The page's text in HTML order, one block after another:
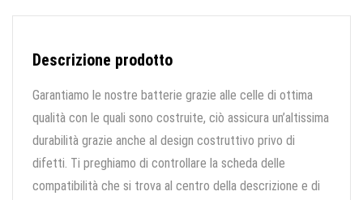
Descrizione prodotto
Garantiamo le nostre batterie grazie alle celle di ottima
qualità con le quali sono costruite, ciò assicura un’altissima
durabilità grazie anche al design costruttivo privo di
difetti. Ti preghiamo di controllare la scheda delle
compatibilità che si trova al centro della descrizione e di